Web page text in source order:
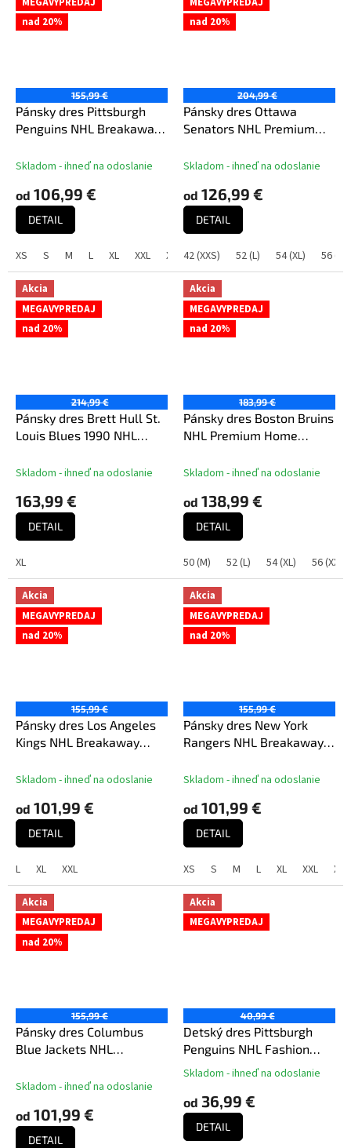
nad 20%
155,99 €
Pánsky dres Pittsburgh
Penguins NHL Breakaway
Skladom - ihneď na odoslanie
od 106,99 €
DETAIL
XS S M L XL XXL XXXL
nad 20%
204,99 €
Pánsky dres Ottawa
Senators NHL Premium
Skladom - ihneď na odoslanie
od 126,99 €
DETAIL
42 (XXS) 52 (L) 54 (XL) 56
Akcia
MEGAVYPREDAJ
nad 20%
214,99 €
Pánsky dres Brett Hull St.
Louis Blues 1990 NHL
Skladom - ihneď na odoslanie
163,99 €
DETAIL
XL
Akcia
MEGAVYPREDAJ
nad 20%
183,99 €
Pánsky dres Boston Bruins
NHL Premium Home
Skladom - ihneď na odoslanie
od 138,99 €
DETAIL
50 (M) 52 (L) 54 (XL) 56 (XXL)
Akcia
MEGAVYPREDAJ
nad 20%
155,99 €
Pánsky dres Los Angeles
Kings NHL Breakaway
Skladom - ihneď na odoslanie
od 101,99 €
DETAIL
L XL XXL
Akcia
MEGAVYPREDAJ
nad 20%
155,99 €
Pánsky dres New York
Rangers NHL Breakaway
Skladom - ihneď na odoslanie
od 101,99 €
DETAIL
XS S M L XL XXL
Akcia
MEGAVYPREDAJ
nad 20%
155,99 €
Pánsky dres Columbus
Blue Jackets NHL
Skladom - ihneď na odoslanie
od 101,99 €
DETAIL
Akcia
MEGAVYPREDAJ
40,99 €
Detský dres Pittsburgh
Penguins NHL Fashion
Hockey Jersey
Priemerné
produktu
je
5,0
Skladom - ihneď na odoslanie
od 36,99 €
DETAIL